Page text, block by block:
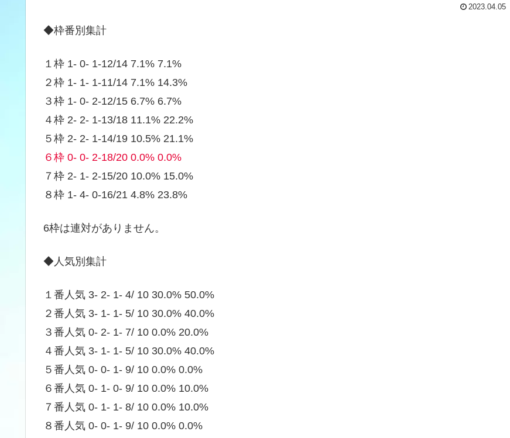
2023.04.05
◆枠番別集計
１枠 1- 0- 1-12/14 7.1% 7.1%
２枠 1- 1- 1-11/14 7.1% 14.3%
３枠 1- 0- 2-12/15 6.7% 6.7%
４枠 2- 2- 1-13/18 11.1% 22.2%
５枠 2- 2- 1-14/19 10.5% 21.1%
６枠 0- 0- 2-18/20 0.0% 0.0%
７枠 2- 1- 2-15/20 10.0% 15.0%
８枠 1- 4- 0-16/21 4.8% 23.8%
6枠は連対がありません。
◆人気別集計
１番人気 3- 2- 1- 4/ 10 30.0% 50.0%
２番人気 3- 1- 1- 5/ 10 30.0% 40.0%
３番人気 0- 2- 1- 7/ 10 0.0% 20.0%
４番人気 3- 1- 1- 5/ 10 30.0% 40.0%
５番人気 0- 0- 1- 9/ 10 0.0% 0.0%
６番人気 0- 1- 0- 9/ 10 0.0% 10.0%
７番人気 0- 1- 1- 8/ 10 0.0% 10.0%
８番人気 0- 0- 1- 9/ 10 0.0% 0.0%